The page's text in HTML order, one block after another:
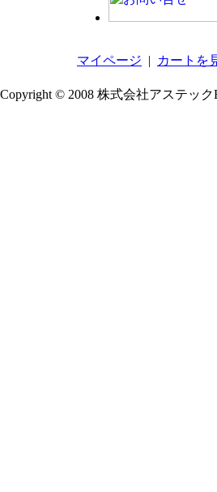
マイページ | カートを
Copyright © 2008 株式会社アステック